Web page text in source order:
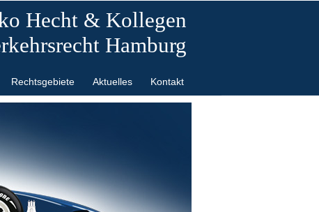
Hecht & Kollegen
Hamburg
Rechtsgebiete Aktuelles Kontakt